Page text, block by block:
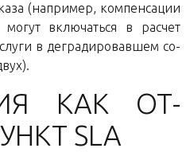
(на­при­мер, ком­пен­са­ции
вклю­чать­ся в рас­чет
в де­гра­ди­ро­вав­шем со­
КАК ОТ­
SLA